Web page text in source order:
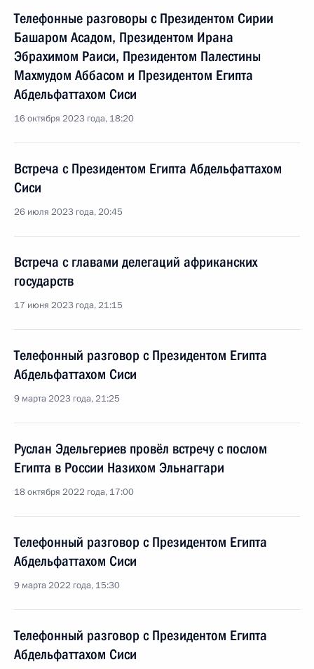
Телефонные разговоры с Президентом Сирии
Башаром Асадом, Президентом Ирана
Эбрахимом Раиси, Президентом Палестины
Махмудом Аббасом и Президентом Египта
Абдельфаттахом Сиси
16 октября 2023 года, 18:20
Встреча с Президентом Египта Абдельфаттахом
Сиси
26 июля 2023 года, 20:45
Встреча с главами делегаций африканских
государств
17 июня 2023 года, 21:15
Телефонный разговор с Президентом Египта
Абдельфаттахом Сиси
9 марта 2023 года, 21:25
Руслан Эдельгериев провёл встречу с послом
Египта в России Назихом Эльнаггари
18 октября 2022 года, 17:00
Телефонный разговор с Президентом Египта
Абдельфаттахом Сиси
9 марта 2022 года, 15:30
Телефонный разговор с Президентом Египта
Абдельфаттахом Сиси